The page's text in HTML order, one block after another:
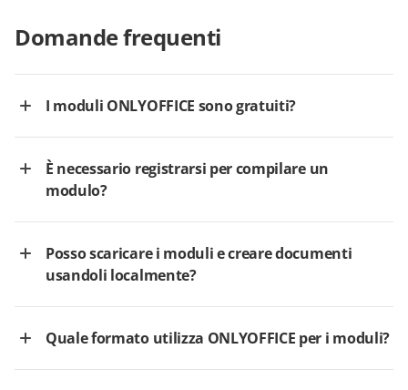
Domande frequenti
I moduli ONLYOFFICE sono gratuiti?
È necessario registrarsi per compilare un
modulo?
Posso scaricare i moduli e creare documenti
usandoli localmente?
Quale formato utilizza ONLYOFFICE per i moduli?